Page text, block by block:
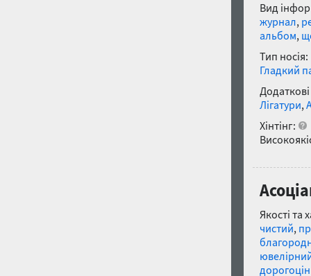
Вид
журнал,
альбом,
Тип носія:
Гладкий
Лігатури,
Хінтінг:
Якості та
чистий,